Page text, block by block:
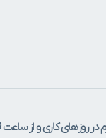
کاری و از ساعت 9 تا 18